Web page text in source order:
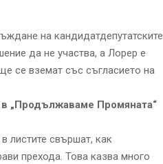
на кандидатдепутатските
да не участва, а Лорер е
се вземат със съгласието на
„Продължаваме Промяната“
листите свършат, как
прехода. Това казва много